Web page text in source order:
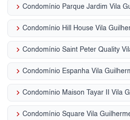
keyboard_arrow_right
keyboard_arrow_right
keyboard_arrow_right Condomínio Saint Peter Quality
keyboard_arrow_right Condomínio Espanha Vila
keyboard_arrow_right Condomínio Maison Tayar II Vila
keyboard_arrow_right Condomínio Square Vila